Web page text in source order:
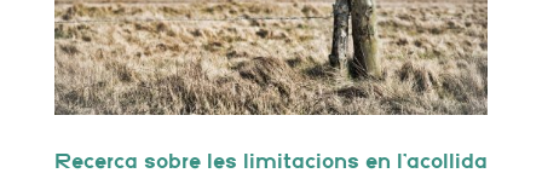
Recerca sobre les limitacions en l’acollida